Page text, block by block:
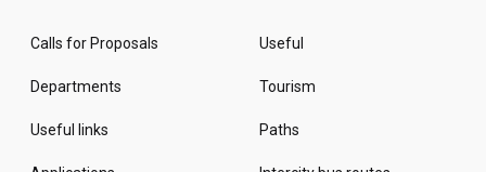
Calls for Proposals
Departments
Useful links
Useful
Tourism
Paths